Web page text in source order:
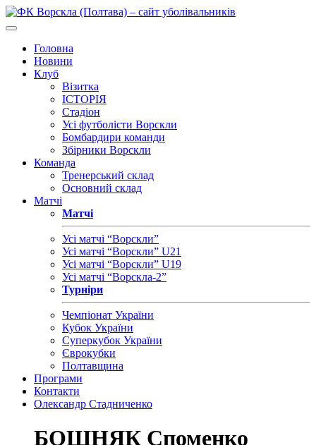
Головна
Новини
Клуб
Візитка
ІСТОРІЯ
Стадіон
Усі футболісти Ворскли
Бомбардири команди
Збірники Ворскли
Команда
Тренерський склад
Основний склад
Матчі
Матчі
Усі матчі “Ворскли”
Усі матчі “Ворскли” U21
Усі матчі “Ворскли” U19
Усі матчі “Ворскла-2”
Турніри
Чемпіонат України
Кубок України
Суперкубок України
Єврокубки
Полтавщина
Програми
Контакти
Олександр Стадниченко
БОШНЯК Споменко